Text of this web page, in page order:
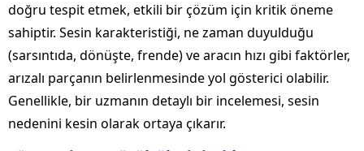
doğru tespit etmek, etkili bir çözüm için kritik öneme
sahiptir. Sesin karakteristiği, ne zaman duyulduğu
(sarsıntıda, dönüşte, frende) ve aracın hızı gibi faktörler,
arızalı parçanın belirlenmesinde yol gösterici olabilir.
Genellikle, bir uzmanın detaylı bir incelemesi, sesin
nedenini kesin olarak ortaya çıkarır.